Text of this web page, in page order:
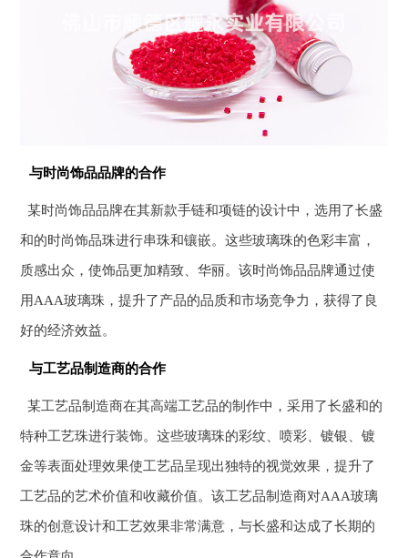
与时尚饰品品牌的合作
某时尚饰品品牌在其新款手链和项链的设计中，选用了长盛
和的时尚饰品珠进行串珠和镶嵌。这些玻璃珠的色彩丰富，
质感出众，使饰品更加精致、华丽。该时尚饰品品牌通过使
用AAA玻璃珠，提升了产品的品质和市场竞争力，获得了良
好的经济效益。
与工艺品制造商的合作
某工艺品制造商在其高端工艺品的制作中，采用了长盛和的
特种工艺珠进行装饰。这些玻璃珠的彩纹、喷彩、镀银、镀
金等表面处理效果使工艺品呈现出独特的视觉效果，提升了
工艺品的艺术价值和收藏价值。该工艺品制造商对AAA玻璃
珠的创意设计和工艺效果非常满意，与长盛和达成了长期的